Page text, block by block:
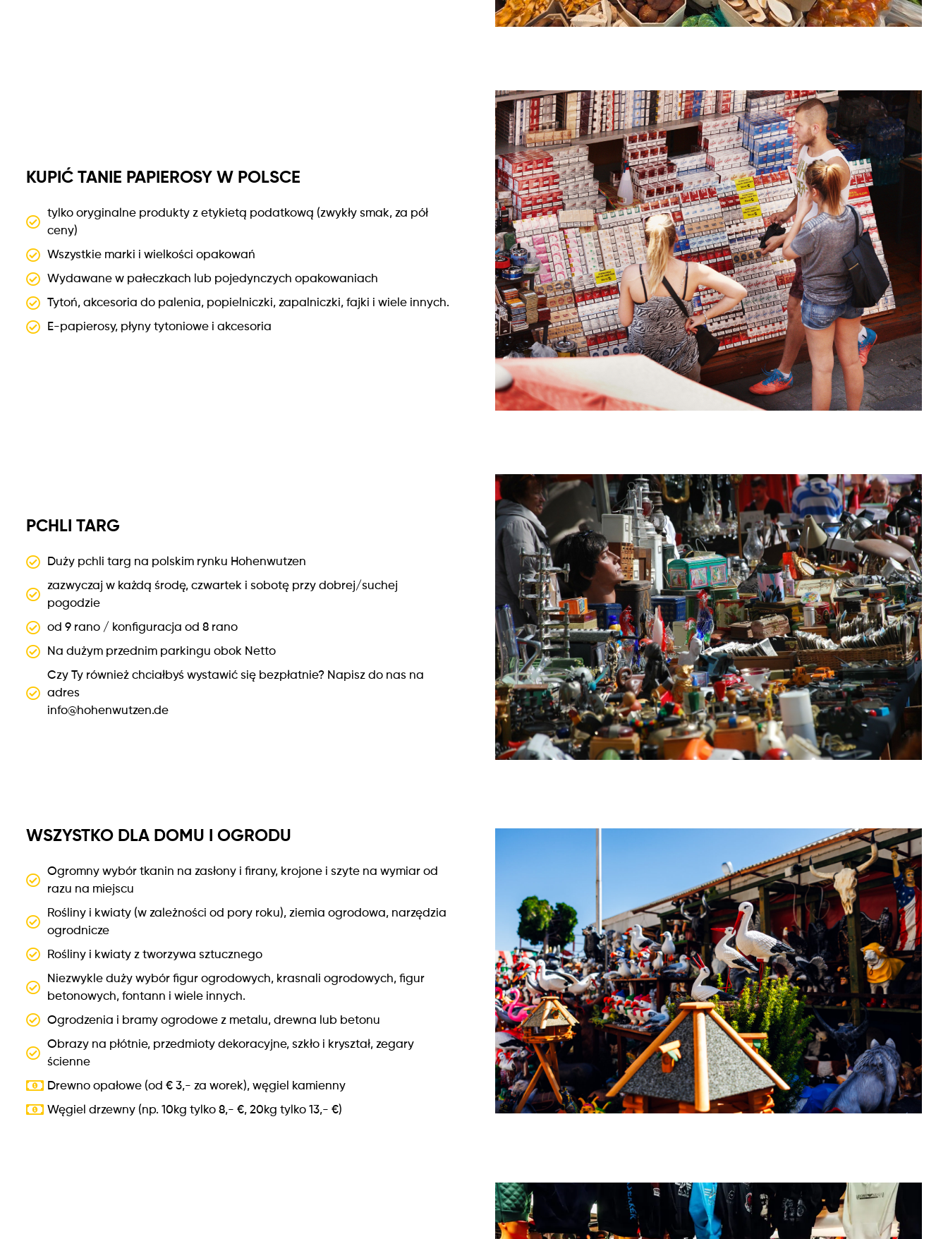
KUPIĆ TANIE PAPIEROSY W POLSCE
tylko oryginalne produkty z etykietą podatkową (zwykły smak, za pół
ceny)
Wszystkie marki i wielkości opakowań
Wydawane w pałeczkach lub pojedynczych opakowaniach
Tytoń, akcesoria do palenia, popielniczki, zapalniczki, fajki i wiele innych.
E-papierosy, płyny tytoniowe i akcesoria
PCHLI TARG
Duży pchli targ na polskim rynku Hohenwutzen
zazwyczaj w każdą środę, czwartek i sobotę przy dobrej/suchej
pogodzie
od 9 rano / konfiguracja od 8 rano
Na dużym przednim parkingu obok Netto
Czy Ty również chciałbyś wystawić się bezpłatnie? Napisz do nas na
adres
info@hohenwutzen.de
WSZYSTKO DLA DOMU I OGRODU
Ogromny wybór tkanin na zasłony i firany, krojone i szyte na wymiar od
razu na miejscu
Rośliny i kwiaty (w zależności od pory roku), ziemia ogrodowa, narzędzia
ogrodnicze
Rośliny i kwiaty z tworzywa sztucznego
Niezwykle duży wybór figur ogrodowych, krasnali ogrodowych, figur
betonowych, fontann i wiele innych.
Ogrodzenia i bramy ogrodowe z metalu, drewna lub betonu
Obrazy na płótnie, przedmioty dekoracyjne, szkło i kryształ, zegary
ścienne
Drewno opałowe (od € 3,- za worek), węgiel kamienny
Węgiel drzewny (np. 10kg tylko 8,- €, 20kg tylko 13,- €)